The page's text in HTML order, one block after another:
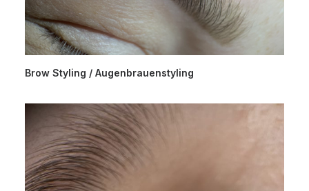
Brow Styling / Augenbrauenstyling